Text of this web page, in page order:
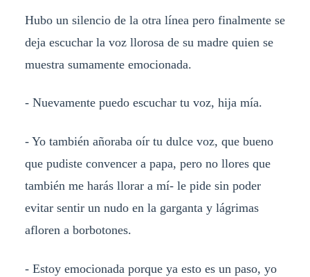
Hubo un silencio de la otra línea pero finalmente se
deja escuchar la voz llorosa de su madre quien se
muestra sumamente emocionada.
- Nuevamente puedo escuchar tu voz, hija mía.
- Yo también añoraba oír tu dulce voz, que bueno
que pudiste convencer a papa, pero no llores que
también me harás llorar a mí- le pide sin poder
evitar sentir un nudo en la garganta y lágrimas
afloren a borbotones.
- Estoy emocionada porque ya esto es un paso, yo